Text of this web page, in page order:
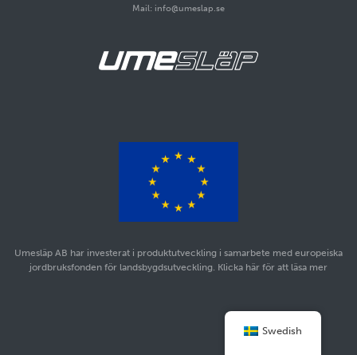
Swedish
Mail: info@umeslap.se
Umesläp AB har investerat i produktutveckling i samarbete med europeiska
jordbruksfonden för landsbygdsutveckling. Klicka här för att läsa mer